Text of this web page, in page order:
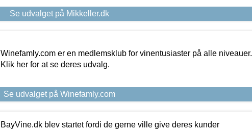
Se udvalget på Mikkeller.dk
Winefamly.com er en medlemsklub for vinentusiaster på alle niveauer.
Klik her for at se deres udvalg.
Se udvalget på Winefamly.com
BayVine.dk blev startet fordi de gerne ville give deres kunder